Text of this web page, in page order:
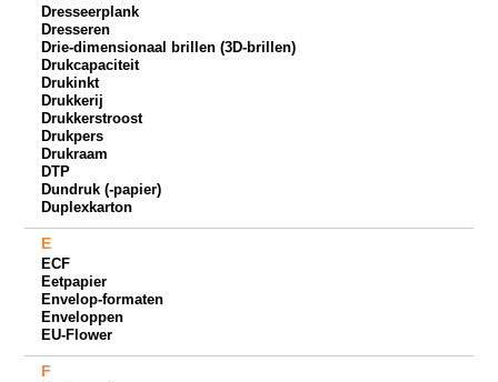
Dresseerplank
Dresseren
Drie-dimensionaal brillen (3D-brillen)
Drukcapaciteit
Drukinkt
Drukkerij
Drukkerstroost
Drukpers
Drukraam
DTP
Dundruk (-papier)
Duplexkarton
E
ECF
Eetpapier
Envelop-formaten
Enveloppen
EU-Flower
F